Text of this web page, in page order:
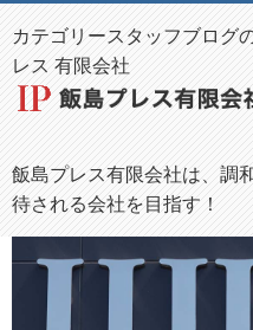
カテゴリースタッフブロ
レス 有限会社
飯島プレス有限会社は、調
待される会社を目指す！